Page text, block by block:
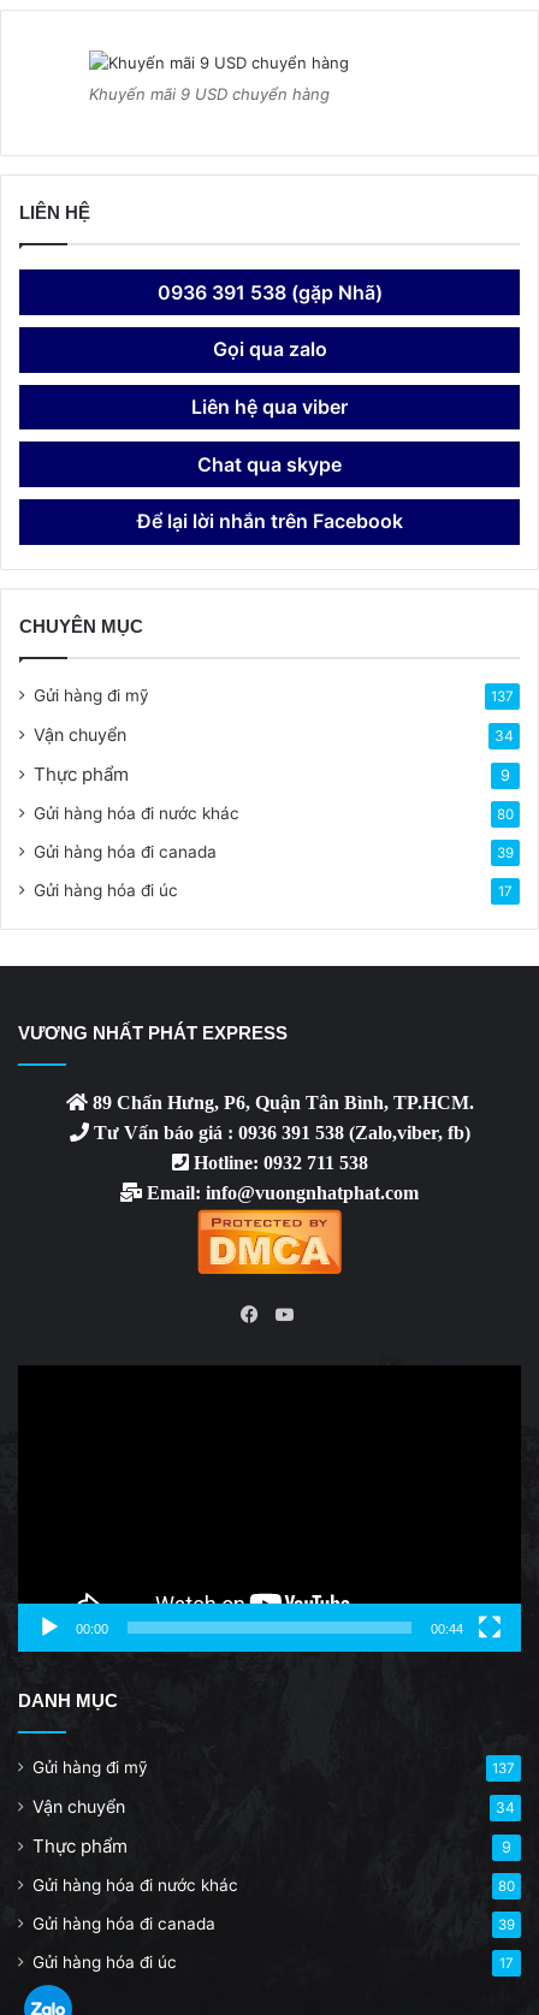
Khuyến mãi 9 USD chuyển hàng
LIÊN HỆ
0936 391 538 (gặp Nhã)
Gọi qua zalo
Liên hệ qua viber
Chat qua skype
Để lại lời nhắn trên Facebook
CHUYÊN MỤC
Gửi hàng đi mỹ 137
Vận chuyển 34
Thực phẩm 9
Gửi hàng hóa đi nước khác 80
Gửi hàng hóa đi canada 39
Gửi hàng hóa đi úc 17
VƯƠNG NHẤT PHÁT EXPRESS
89 Chấn Hưng, P6, Quận Tân Bình, TP.HCM.
Tư Vấn báo giá : 0936 391 538 (Zalo,viber, fb)
Hotline: 0932 711 538
Email: info@vuongnhatphat.com
YouTube
00:00 00:44
DANH MỤC
Gửi hàng đi mỹ 137
Vận chuyển 34
Thực phẩm 9
Gửi hàng hóa đi nước khác 80
Gửi hàng hóa đi canada 39
Gửi hàng hóa đi úc 17